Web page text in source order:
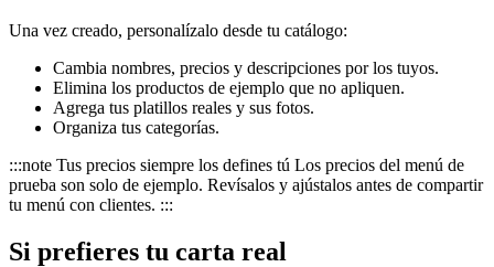
Una vez creado, personalízalo desde tu catálogo:
Cambia nombres, precios y descripciones por los tuyos.
Elimina los productos de ejemplo que no apliquen.
Agrega tus platillos reales y sus fotos.
Organiza tus categorías.
:::note Tus precios siempre los defines tú Los precios del menú de
prueba son solo de ejemplo. Revísalos y ajústalos antes de compartir
tu menú con clientes. :::
Si prefieres tu carta real